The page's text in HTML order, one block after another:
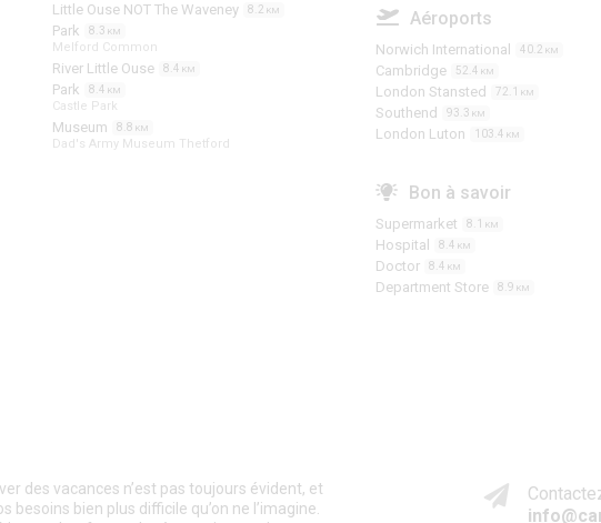
Little Ouse NOT The Waveney 8.2 KM
Park 8.3 KM
Melford Common
River Little Ouse 8.4 KM
Park 8.4 KM
Castle Park
Museum 8.8 KM
Dad's Army Museum Thetford
Aéroports
Norwich International 40.2 KM
Cambridge 52.4 KM
London Stansted 72.1 KM
Southend 93.3 KM
London Luton 103.4 KM
Bon à savoir
Supermarket 8.1 KM
Hospital 8.4 KM
Doctor 8.4 KM
Department Store 8.9 KM
des vacances n’est pas toujours évident, et
bien plus difficile qu’on ne l’imagine.